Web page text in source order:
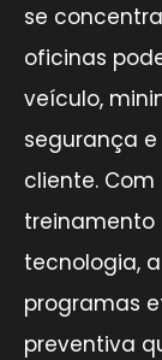
se
oficinas
veículo,
segurança
cliente.
treinamento
tecnologia,
programas
preventiva